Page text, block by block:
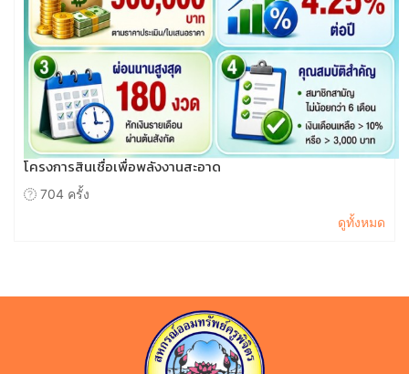
โครงการสินเชื่อเพื่อพลังงานสะอาด
704 ครั้ง
ดูทั้งหมด